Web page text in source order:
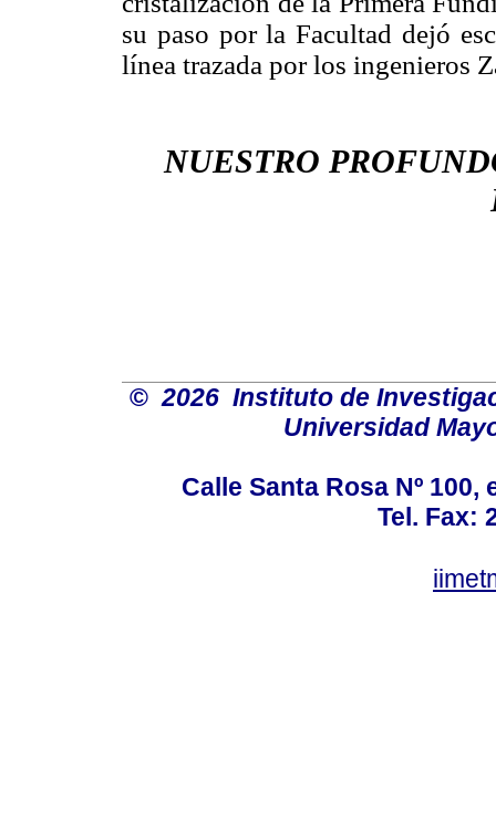
su paso por la Facultad dejó
línea trazada por los ingenieros
NUESTRO
© 2026 Instituto de
Universidad
Calle Santa Rosa Nº
Tel. Fax: